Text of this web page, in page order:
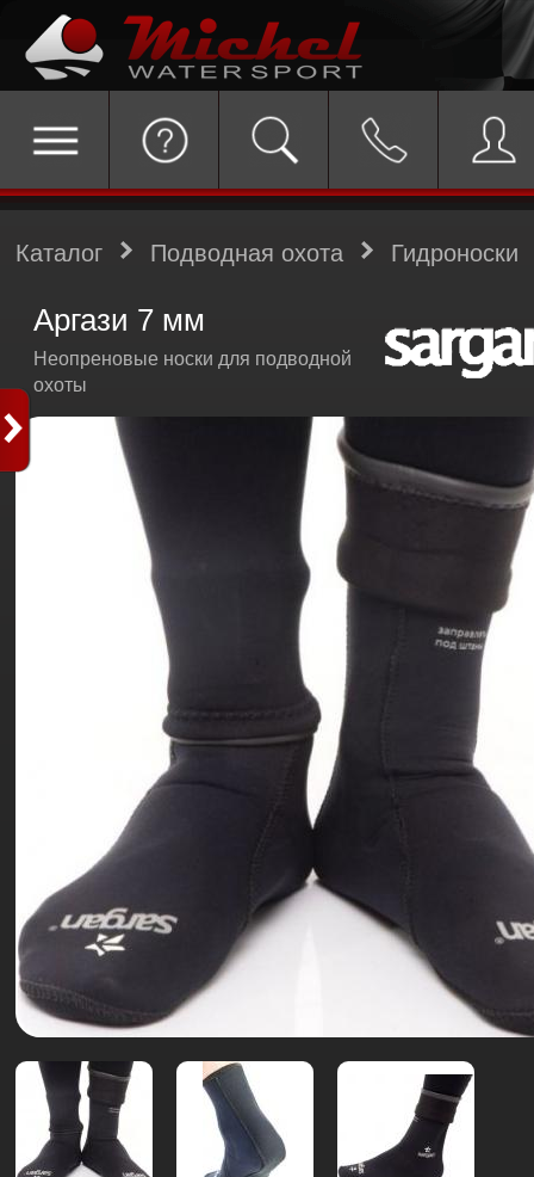
Каталог Подводная охота Гидроноски
Аргази 7 мм
Неопреновые носки для подводной
охоты